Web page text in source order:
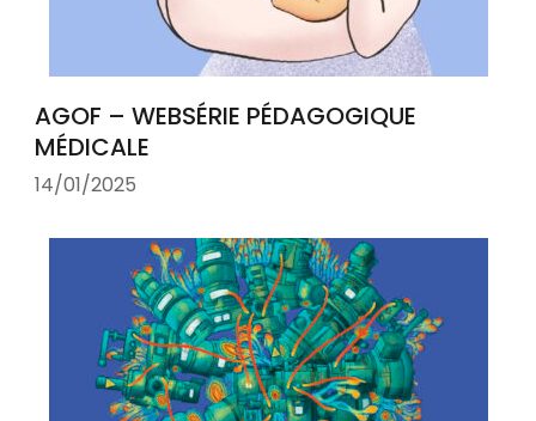
AGOF – WEBSÉRIE PÉDAGOGIQUE
MÉDICALE
14/01/2025